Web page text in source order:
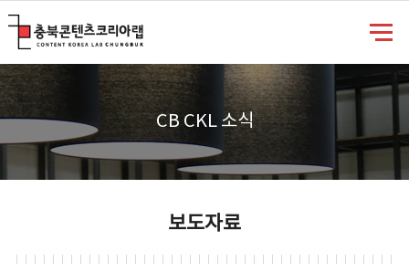
CB CKL 소식
보도자료